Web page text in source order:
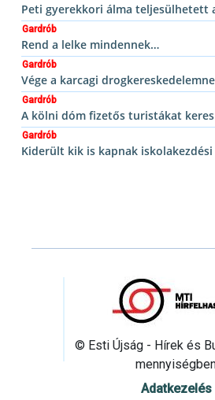
Peti gyerekkori álma teljesülhetett
Gardrób
Rend a lelke mindennek…
Gardrób
Vége a karcagi
Gardrób
A kölni dóm fizetős turistákat keres
Gardrób
Kiderült kik is kapnak
© Esti Újság - Hírek és
Adatkezelés